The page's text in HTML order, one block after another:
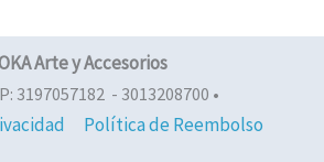
en
página
de
Arte y Accesorios
3197057182 - 3013208700 •
Política de Reembolso